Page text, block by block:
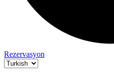
Rezervasyon